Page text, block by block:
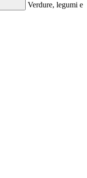
Verdure, legumi e